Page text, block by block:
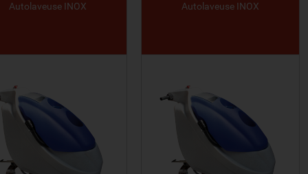
Autolaveuse INOX Autolaveuse INOX